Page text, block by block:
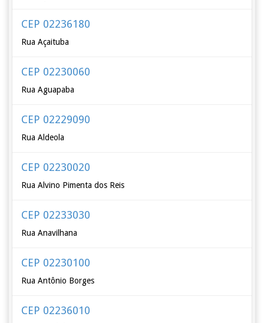
CEP 02236180
Rua Açaituba
CEP 02230060
Rua Aguapaba
CEP 02229090
Rua Aldeola
CEP 02230020
Rua Alvino Pimenta dos Reis
CEP 02233030
Rua Anavilhana
CEP 02230100
Rua Antônio Borges
CEP 02236010